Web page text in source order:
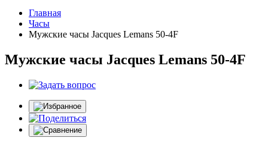
Главная
Часы
Мужские часы Jacques Lemans 50-4F
Мужские часы Jacques Lemans 50-4F